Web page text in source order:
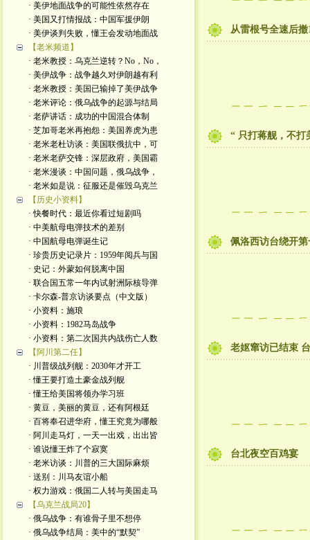
· 美伊地面战争的可能性依然存在
· 美国又打情报战：中国军援伊朗
· 美伊谈判失败，懂王会发动地面战
【老米频道】
· 老米教授：乌克兰逆转？No，No，
· 美伊战争：战争越久对伊朗越有利
· 老米教授：美国已输掉了美伊战争
· 老米评论：俄乌战争的起源与结局
· 老萨讲话：成功的中国混合体制
· 芝加哥老米再抱怨：美国养虎为患
· 老米老杜访谈：美国联俄抗中，可
· 老米老萨交锋：深层政府，美国霸
· 老米漫谈：中国问题，俄乌战争，
· 老米如是说：征服还是催毁乌克兰
【历史小资料】
· 快餐时代：最近你看过短剧吗
· 中美航母电弹技术的差别
· 中国航母电弹诞生记
· 珍贵历史记录片：1959年阅兵与国
· 史记：外蒙如何脱离中国
· 联合国五常一年内试射洲际核导弹
· 卡尔森-普京访谈要点（中文版）
· 小资料：施琅
· 小资料：1982马岛战争
· 小资料：第二次国共内战伤亡人数
【阿川第二任】
· 川普级战列舰：2030年才开工
· 懂王要打造土豪金战列舰
· 懂王给美国将领办学习班
· 黄豆，美丽的黄豆，还有阿根廷
· 百将奉召进华府，懂王究竟为哪般
· 阿川走马灯，一天一出戏，出出皆
· 谁说懂王炸了个寂寞
· 老米访谈：川普的三大国际麻烦
· 送别：川马友谊小船
· 权力游戏：俄国二人转与美国走马
【乌克兰战局20】
· 俄乌战争：有谁骨子里不想停
· 俄乌战争结局：美中的“默契”
从雷根号全速后撤
“ 只打蒋舰，不打
佩洛西访台绕开
老妪窜访已结束
台北夜空百鸡宴